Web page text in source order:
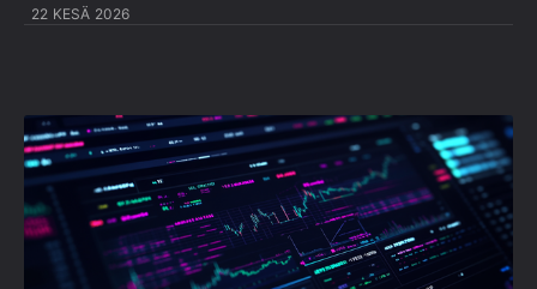
22 KESÄ 2026